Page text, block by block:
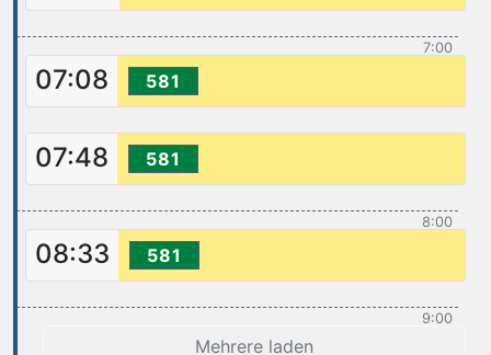
7:00
07:08 581
07:48 581
8:00
08:33 581
9:00
Mehrere laden